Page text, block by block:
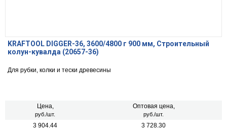
KRAFTOOL DIGGER-36, 3600/4800 г 900 мм, Строительный
колун-кувалда (20657-36)
Для рубки, колки и тески древесины
Цена,
руб./шт.
Оптовая цена,
руб./шт.
3 904.44 3 728.30